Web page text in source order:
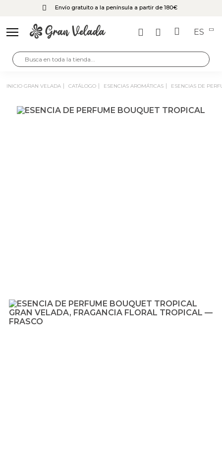
Envío gratuito a la península a partir de 180€
ES
INICIO GRAN VELADA CATÁLOGO ESENCIAS AROMÁTICAS ESENCIAS DE